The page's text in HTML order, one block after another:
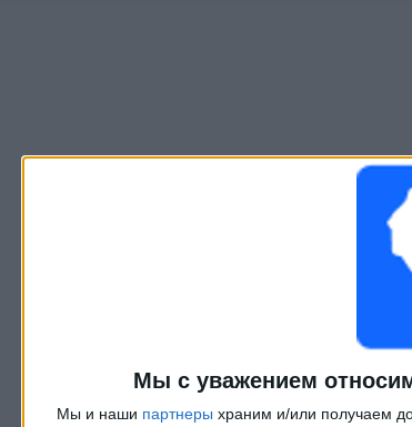
Мы с уважением
Мы и наши партнеры храним и/или получаем